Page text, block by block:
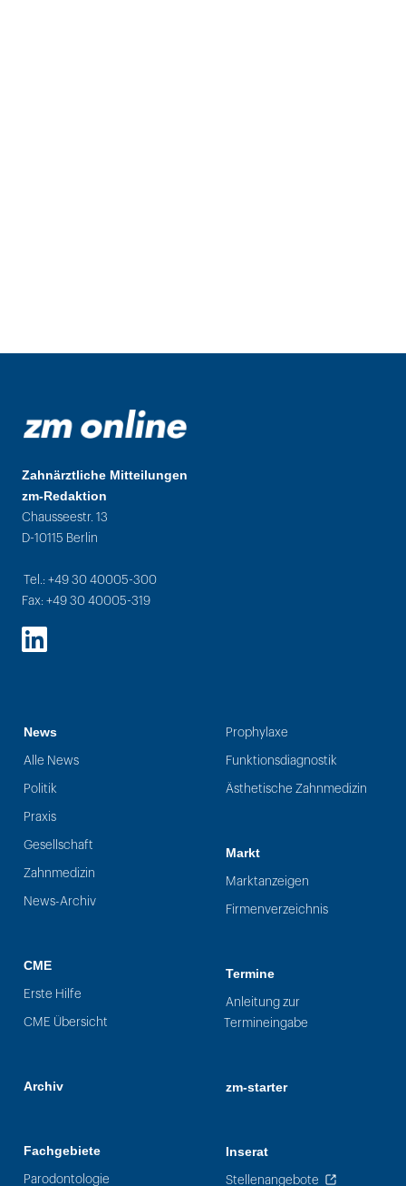
Zahnärztliche Mitteilungen
zm-Redaktion
Chausseestr. 13
D-10115 Berlin
Tel.: +49 30 40005-300
Fax: +49 30 40005-319
LinkedIn
News
Alle News
Politik
Praxis
Gesellschaft
Zahnmedizin
News-Archiv
CME
Erste Hilfe
CME Übersicht
Archiv
Fachgebiete
Parodontologie
Prophylaxe
Funktionsdiagnostik
Ästhetische Zahnmedizin
Markt
Marktanzeigen
Firmenverzeichnis
Termine
Anleitung zur
Termineingabe
zm-starter
Inserat
Stellenangebote